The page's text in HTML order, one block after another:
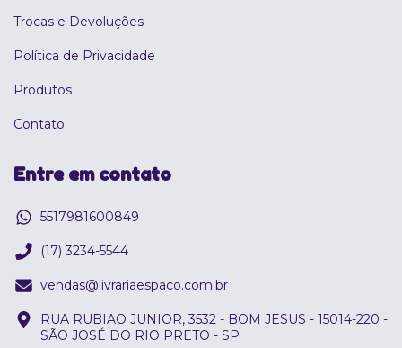
Trocas e Devoluções
Política de Privacidade
Produtos
Contato
Entre em contato
5517981600849
(17) 3234-5544
vendas@livrariaespaco.com.br
RUA RUBIAO JUNIOR, 3532 - BOM JESUS - 15014-220 -
SÃO JOSÉ DO RIO PRETO - SP